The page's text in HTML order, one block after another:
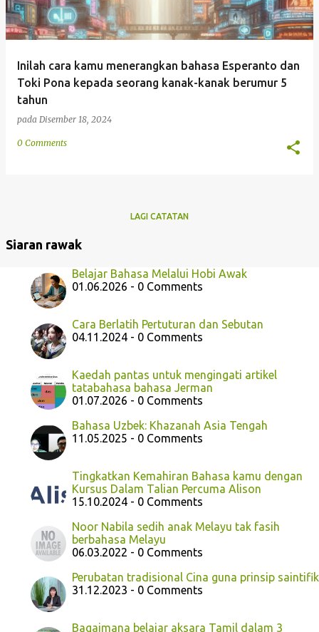
Inilah cara kamu menerangkan bahasa Esperanto dan
Toki Pona kepada seorang kanak-kanak berumur 5
tahun
pada Disember 18, 2024
0 Comments
LAGI CATATAN
Siaran rawak
Belajar Bahasa Melalui Hobi Awak
01.06.2026 - 0 Comments
Cara Berlatih Pertuturan dan Sebutan
04.11.2024 - 0 Comments
Kaedah pantas untuk mengingati artikel
tatabahasa bahasa Jerman
01.07.2026 - 0 Comments
Bahasa Uzbek: Khazanah Asia Tengah
11.05.2025 - 0 Comments
Tingkatkan Kemahiran Bahasa kamu dengan
Kursus Dalam Talian Percuma Alison
15.10.2024 - 0 Comments
Noor Nabila sedih anak Melayu tak fasih
berbahasa Melayu
06.03.2022 - 0 Comments
Perubatan tradisional Cina guna prinsip saintifik
31.12.2023 - 0 Comments
Bagaimana belajar aksara Tamil dalam 3